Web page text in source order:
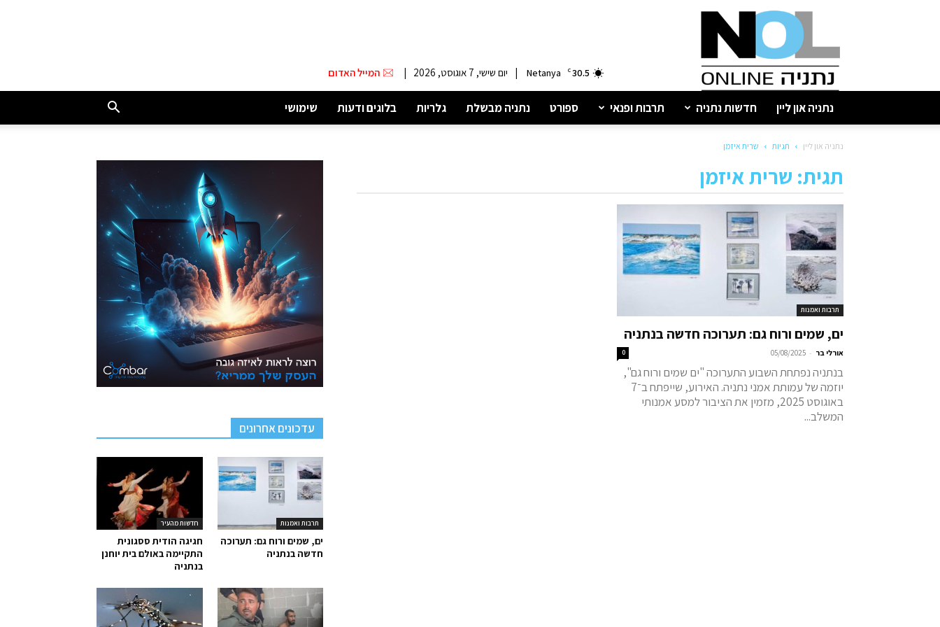
נתניה
30.5
C
Netanya
| יום שישי, 7 אוגוסט, 2026 | המייל האדום
נתניה און ליין חדשות נתניה תרבות ופנאי ספורט נתניה מבשלת גלריות בלוגים ודעות שימושי
נתניה און ליין תגיות שרית איזמן
תגית: שרית איזמן
תרבות ואמנות
ים, שמים ורוח גם: תערוכה חדשה בנתניה
אורלי בר -
05/08/2025
0
בנתניה נפתחת השבוע התערוכה "ים שמים ורוח גם",
יוזמה של עמותת אמני נתניה. האירוע, שייפתח ב־7
באוגוסט 2025, מזמין את הציבור למסע אמנותי
המשלב...
עדכונים אחרונים
חדשות מהעיר
חגיגה הודית ססגונית
התקיימה באולם בית יוחנן
בנתניה
תרבות ואמנות
ים, שמים ורוח גם: תערוכה
חדשה בנתניה